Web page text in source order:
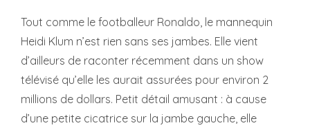
Tout comme le footballeur Ronaldo, le mannequin
Heidi Klum n’est rien sans ses jambes. Elle vient
d’ailleurs de raconter récemment dans un show
télévisé qu’elle les aurait assurées pour environ 2
millions de dollars. Petit détail amusant : à cause
d’une petite cicatrice sur la jambe gauche, elle